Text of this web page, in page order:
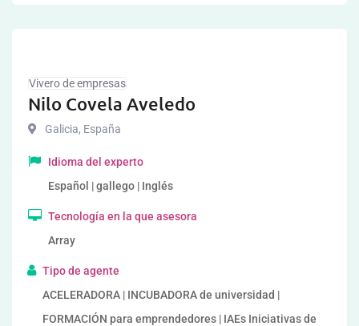
Vivero de empresas
Nilo Covela Aveledo
Galicia, España
Idioma del experto
Español | gallego | Inglés
Tecnología en la que asesora
Array
Tipo de agente
ACELERADORA | INCUBADORA de universidad |
FORMACIÓN para emprendedores | IAEs Iniciativas de